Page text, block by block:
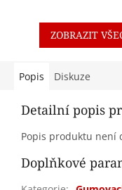
ZOBRAZIT
Popis Diskuze
Detailní popis
Popis produktu není
Doplňkové